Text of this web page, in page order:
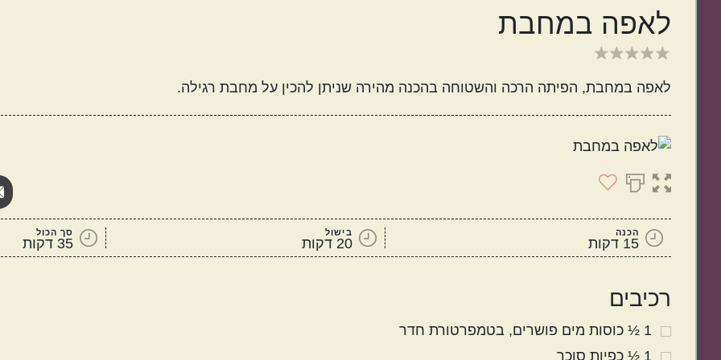
לאפה במחבת
לאפה במחבת, הפיתה הרכה והשטוחה בהכנה מהירה שניתן להכין על מחבת רגילה.
הכנה
15 דקות
בישול
20 דקות
סך הכול
35 דקות
רכיבים
1 ½ כוסות מים פושרים בטמפרטורת חדר
1 ½
כפיות סוכר
מנות קלות להכנה
אוהבים